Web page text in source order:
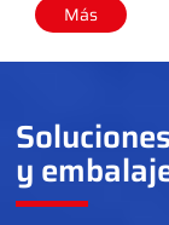
Más
y